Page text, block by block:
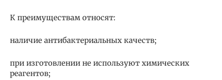
К преимуществам относят:
наличие антибактериальных качеств;
при изготовлении не используют химических
реагентов;